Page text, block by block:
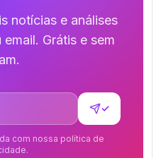
notícias e análises
Grátis e sem
✓
com nossa política de